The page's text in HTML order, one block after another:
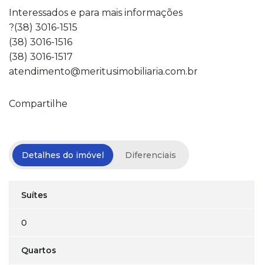
Interessados e para mais informações
?(38) 3016-1515
(38) 3016-1516
(38) 3016-1517
atendimento@meritusimobiliaria.com.br
Compartilhe
Detalhes do imóvel Diferenciais
Suítes
0
Quartos